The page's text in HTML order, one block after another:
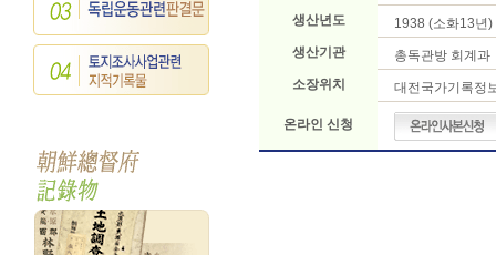
생산년도
1938 (소화13년)
생산기관
총독관방 회계과
소장위치
대전국가기록정
온라인 신청